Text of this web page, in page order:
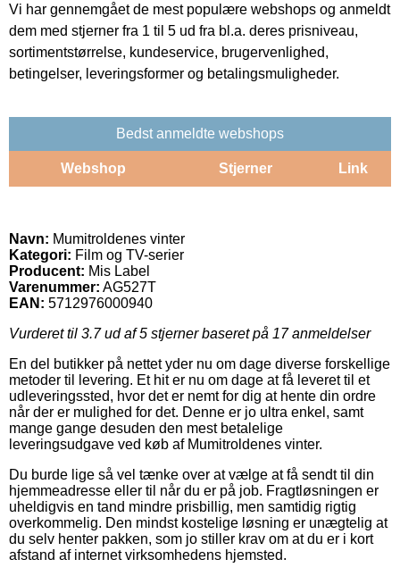
Vi har gennemgået de mest populære webshops og anmeldt
dem med stjerner fra 1 til 5 ud fra bl.a. deres prisniveau,
sortimentstørrelse, kundeservice, brugervenlighed,
betingelser, leveringsformer og betalingsmuligheder.
Bedst anmeldte webshops
Webshop Stjerner Link
Navn: Mumitroldenes vinter
Kategori: Film og TV-serier
Producent: Mis Label
Varenummer: AG527T
EAN: 5712976000940
Vurderet til 3.7ud af 5 stjerner baseret på 17anmeldelser
En del butikker på nettet yder nu om dage diverse forskellige
metoder til levering. Et hit er nu om dage at få leveret til et
udleveringssted, hvor det er nemt for dig at hente din ordre
når der er mulighed for det. Denne er jo ultra enkel, samt
mange gange desuden den mest betalelige
leveringsudgave ved køb af Mumitroldenes vinter.
Du burde lige så vel tænke over at vælge at få sendt til din
hjemmeadresse eller til når du er på job. Fragtløsningen er
uheldigvis en tand mindre prisbillig, men samtidig rigtig
overkommelig. Den mindst kostelige løsning er unægtelig at
du selv henter pakken, som jo stiller krav om at du er i kort
afstand af internet virksomhedens hjemsted.